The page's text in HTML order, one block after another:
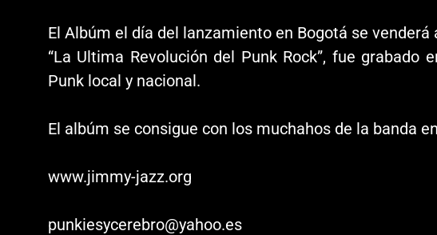
El Albúm el día del lanzamiento en Bogotá se
“La Ultima Revolución del Punk Rock”, fue grabado
Punk local y nacional.
El albúm se consigue con los muchahos de la banda
www.jimmy-jazz.org
punkiesycerebro@yahoo.es